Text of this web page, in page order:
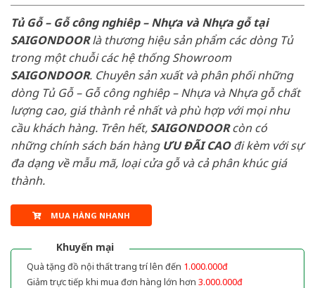
Tủ Gỗ – Gỗ công nghiêp – Nhựa và Nhựa gỗ tại
SAIGONDOORlà thương hiệu sản phẩm các dòng Tủ
trong một chuỗi các hệ thống Showroom
SAIGONDOOR. Chuyên sản xuất và phân phối những
dòng Tủ Gỗ – Gỗ công nghiêp – Nhựa và Nhựa gỗ chất
lượng cao, giá thành rẻ nhất và phù hợp với mọi nhu
cầu khách hàng. Trên hết, SAIGONDOORcòn có
những chính sách bán hàng ƯU ĐÃI CAOđi kèm với sự
đa dạng về mẫu mã, loại cửa gỗ và cả phân khúc giá
thành.
MUA HÀNG NHANH
Khuyến mại
Quà tặng đồ nội thất trang trí lên đến 1.000.000đ
Giảm trực tiếp khi mua đơn hàng lớn hơn 3.000.000đ